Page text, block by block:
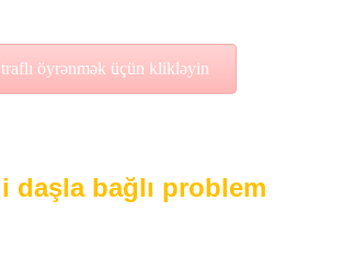
öyrənmək üçün klikləyin
daşla bağlı problem